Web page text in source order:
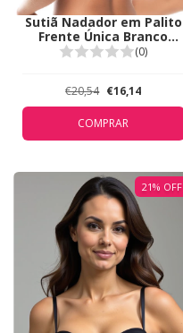
Sutiã Nadador em Palito
Frente Única Branco
Duhellen 5149
(0)
€20,54 €16,14
COMPRAR
21% OFF